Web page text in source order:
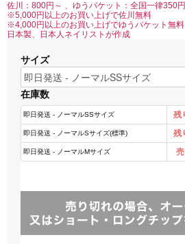
佐川：800円～ 、ゆうパケット：全国一律350円
※5,000円以上のお買い上げで佐川無料
※4,000円以上のお買い上げでゆうパケット無料
日本製、日本人ネイリストが作成
サイズ
在庫数